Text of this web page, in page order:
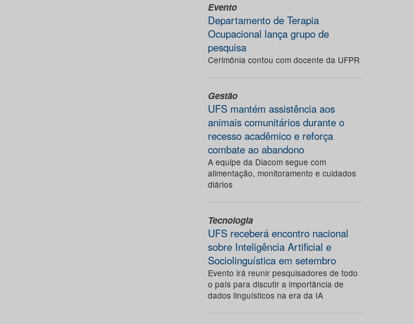
Evento
Departamento de Terapia
Ocupacional lança grupo de
pesquisa
Cerimônia contou com docente da UFPR
Gestão
UFS mantém assistência aos
animais comunitários durante o
recesso acadêmico e reforça
combate ao abandono
A equipe da Diacom segue com
alimentação, monitoramento e cuidados
diários
Tecnologia
UFS receberá encontro nacional
sobre Inteligência Artificial e
Sociolinguística em setembro
Evento irá reunir pesquisadores de todo
o país para discutir a importância de
dados linguísticos na era da IA